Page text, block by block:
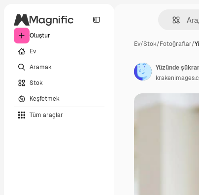
Oluştur
Ev
Aramak
Stok
Keşfetmek
Tüm araçlar
Ev/Stok/Fotoğraflar/